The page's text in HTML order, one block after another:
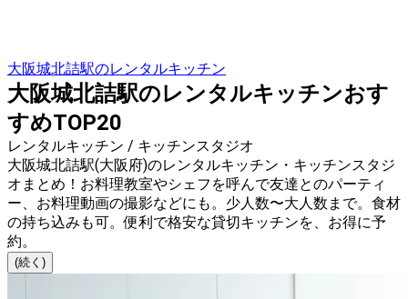
大阪城北詰駅のレンタルキッチン
大阪城北詰駅のレンタルキッチンおす
すめTOP20
レンタルキッチン / キッチンスタジオ
大阪城北詰駅(大阪府)のレンタルキッチン・キッチンスタジ
オまとめ！お料理教室やシェフを呼んで友達とのパーティ
ー、お料理動画の撮影などにも。少人数〜大人数まで。食材
の持ち込みも可。便利で格安な貸切キッチンを、お得に予
約。
(続く)